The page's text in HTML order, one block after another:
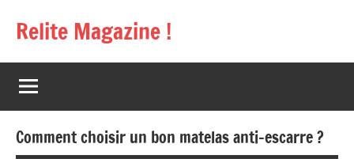
Relite Magazine !
Comment choisir un bon matelas anti-escarre ?